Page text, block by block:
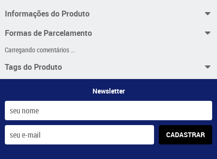
Informações do Produto
Formas de Parcelamento
Carregando comentários ...
Tags do Produto
Newsletter
CADASTRAR